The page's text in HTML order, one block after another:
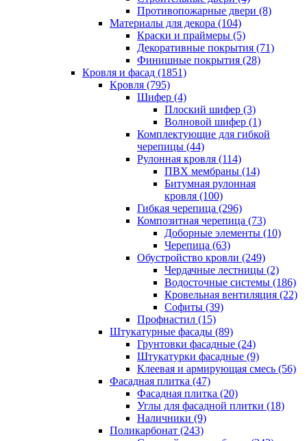
Противопожарные двери (8)
Материалы для декора (104)
Краски и праймеры (5)
Декоративные покрытия (71)
Финишные покрытия (28)
Кровля и фасад (1851)
Кровля (795)
Шифер (4)
Плоский шифер (3)
Волновой шифер (1)
Комплектующие для гибкой
черепицы (44)
Рулонная кровля (114)
ПВХ мембраны (14)
Битумная рулонная
кровля (100)
Гибкая черепица (296)
Композитная черепица (73)
Доборные элементы (10)
Черепица (63)
Обустройство кровли (249)
Чердачные лестницы (2)
Водосточные системы (186)
Кровельная вентиляция (22)
Cофиты (39)
Профнастил (15)
Штукатурные фасады (89)
Грунтовки фасадные (24)
Штукатурки фасадные (9)
Клеевая и армирующая смесь (56)
Фасадная плитка (47)
Фасадная плитка (20)
Углы для фасадной плитки (18)
Наличники (9)
Поликарбонат (243)